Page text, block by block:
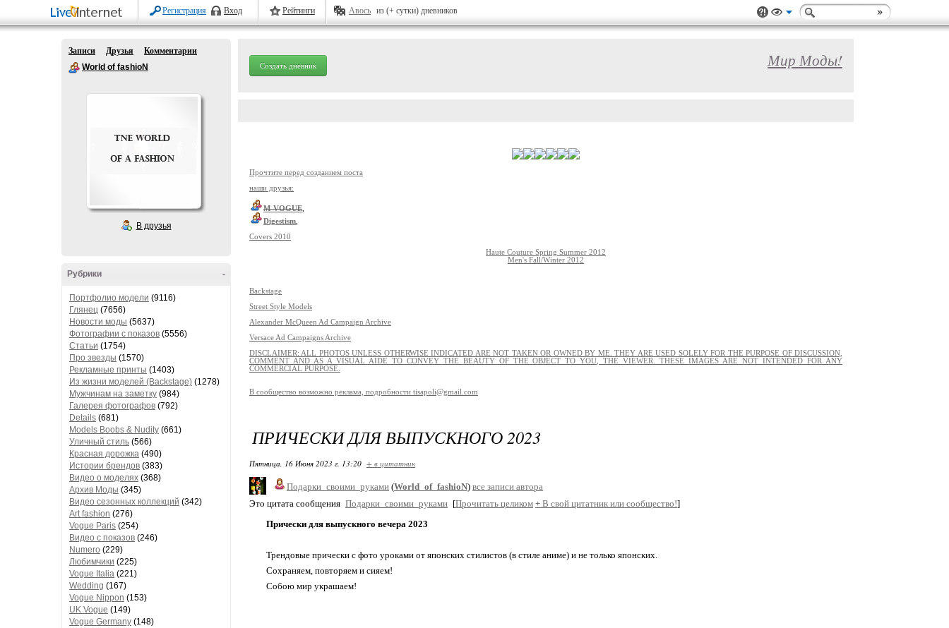
Регистрация Вход Рейтинги Авось из (+ сутки) дневников
Записи Друзья
Комментарии
World of fashioN
В друзья
-
Рубрики
Портфолио модели (9116)
Глянец (7656)
Новости моды (5637)
Фотографии с показов (5556)
Статьи (1754)
Про звезды (1570)
Рекламные принты (1403)
Из жизни моделей (Backstage) (1278)
Мужчинам на заметку (984)
Галерея фотографов (792)
Details (681)
Models Boobs & Nudity (661)
Уличный стиль (566)
Красная дорожка (490)
Истории брендов (383)
Видео о моделях (368)
Архив Моды (345)
Видео сезонных коллекций (342)
Art fashion (276)
Vogue Paris (254)
Видео с показов (246)
Numero (229)
Любимчики (225)
Vogue Italia (221)
Wedding (167)
Vogue Nippon (153)
UK Vogue (149)
Vogue Germany (148)
Создать дневник Мир Моды!
Прочтите перед созданием поста
наши друзья:
M-VOGUE
Digestism
Covers 2010
Haute Couture Spring Summer 2012
Men's Fall/Winter 2012
Backstage
Street Style Models
Alexander McQueen Ad Campaign Archive
Versace Ad Campaigns Archive
DISCLAIMER: ALL PHOTOS UNLESS OTHERWISE INDICATED ARE NOT TAKEN OR OWNED BY ME. THEY ARE USED SOLELY FOR THE PURPOSE OF DISCUSSION,
COMMENT AND AS A VISUAL AIDE TO CONVEY THE BEAUTY OF THE OBJECT TO YOU, THE VIEWER. THESE IMAGES ARE NOT INTENDED FOR ANY
COMMERCIAL PURPOSE.
В сообщество возможно реклама, подробности tisapoli@gmail.com
ПРИЧЕСКИ ДЛЯ ВЫПУСКНОГО 2023
Пятница, 16 Июня 2023 г. 13:20 + в цитатник
Подарки_своими_руками (World_of_fashioN) все записи автора
Это цитата сообщения Подарки_своими_руками [Прочитать целиком + В свой цитатник или сообщество!]
Прически для выпускного вечера 2023
Трендовые прически с фото уроками от японских стилистов (в стиле аниме) и не только японских.
Сохраняем, повторяем и сияем!
Собою мир украшаем!